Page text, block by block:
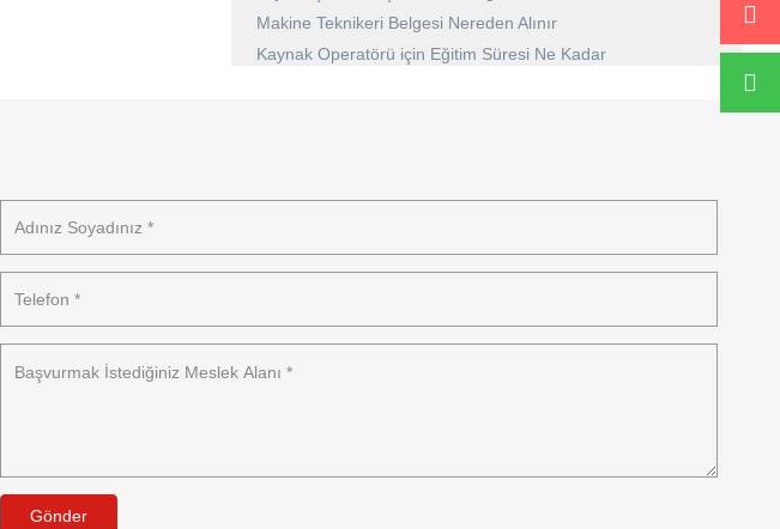
Makine Teknikeri Belgesi Nereden Alınır
Kaynak Operatörü için Eğitim Süresi Ne Kadar
Gönder